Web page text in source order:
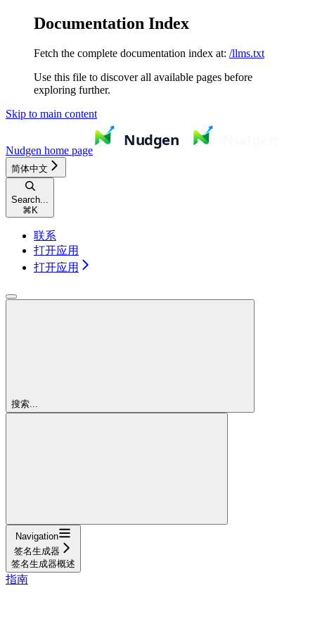
Documentation Index
Fetch the complete documentation index at: /llms.txt
Use this file to discover all available pages before
exploring further.
Skip to main content
Nudgen home page
简体中文
Search...
⌘ K
联系
打开应用
打开应用
搜索...
Navigation
签名生成器
签名生成器概述
指南